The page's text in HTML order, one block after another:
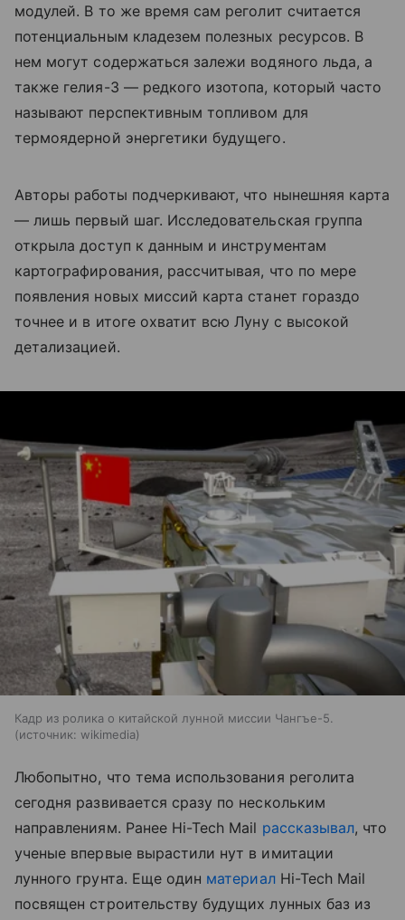
модулей. В то же время сам реголит считается
потенциальным кладезем полезных ресурсов. В
нем могут содержаться залежи водяного льда, а
также гелия-3 — редкого изотопа, который часто
называют перспективным топливом для
термоядерной энергетики будущего.
Авторы работы подчеркивают, что нынешняя карта
— лишь первый шаг. Исследовательская группа
открыла доступ к данным и инструментам
картографирования, рассчитывая, что по мере
появления новых миссий карта станет гораздо
точнее и в итоге охватит всю Луну с высокой
детализацией.
Кадр из ролика о китайской лунной миссии Чангъе-5.
источник: wikimedia
Любопытно, что тема использования реголита
сегодня развивается сразу по нескольким
направлениям. Ранее Hi-Tech Mail рассказывал, что
ученые впервые вырастили нут в имитации
лунного грунта. Еще один материалHi-Tech Mail
посвящен строительству будущих лунных баз из